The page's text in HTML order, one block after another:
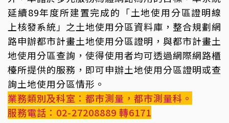
延續89年度所建置完成的「土地使用分區證明線
上核發系統」之土地使用分區資料庫，整合規劃網
路申辦都市計畫土地使用分區證明，與都市計畫土
地使用分區查詢，使得使用者均可透過網際網路櫃
檯所提供的服務，即可申辦土地使用分區證明或查
詢土地使用分區情形。
業務類別及科室：都市測量，都市測量科。
服務電話：02-27208889 轉6171